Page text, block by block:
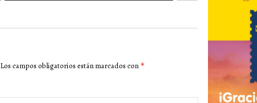
Los campos obligatorios están marcados con *